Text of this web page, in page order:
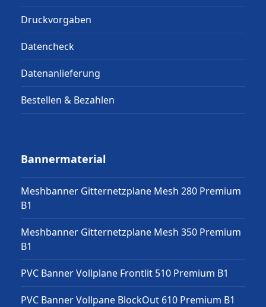
Druckvorgaben
Datencheck
Datenanlieferung
Bestellen & Bezahlen
Bannermaterial
Meshbanner Gitternetzplane Mesh 280 Premium
B1
Meshbanner Gitternetzplane Mesh 350 Premium
B1
PVC Banner Vollplane Frontlit 510 Premium B1
PVC Banner Vollpane BlockOut 610 Premium B1